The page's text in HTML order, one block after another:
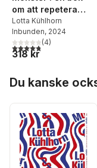
om att repetera
färg och form
Lotta Kühlhorn
Inbunden, 2024
4,8utav 5 stjärnor. Totalt
(4)
318 kr
Du kanske